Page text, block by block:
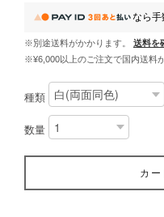
なら手
※別途送料がかかります。
送料を
※¥6,000以上のご注文で国内送料
種類
数量
カ